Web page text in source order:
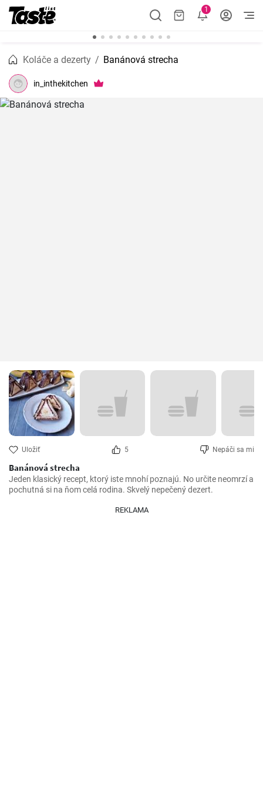
1
Koláče a dezerty Banánová strecha
in_inthekitchen
Uložiť 5 Nepáči sa mi
Banánová strecha
Jeden klasický recept, ktorý iste mnohí poznajú. No určite neomrzí a
pochutná si na ňom celá rodina. Skvelý nepečený dezert.
REKLAMA